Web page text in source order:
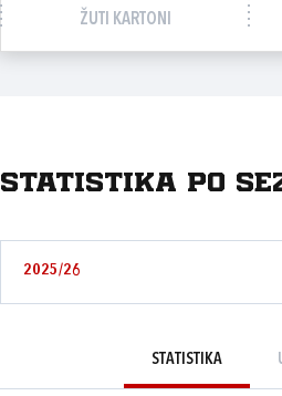
ŽUTI KARTONI
Statistika po
2025/26
STATISTIKA